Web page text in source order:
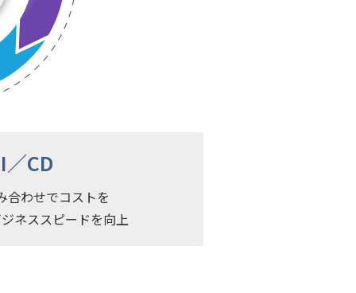
／CD
合わせでコストを
ネススピードを向上